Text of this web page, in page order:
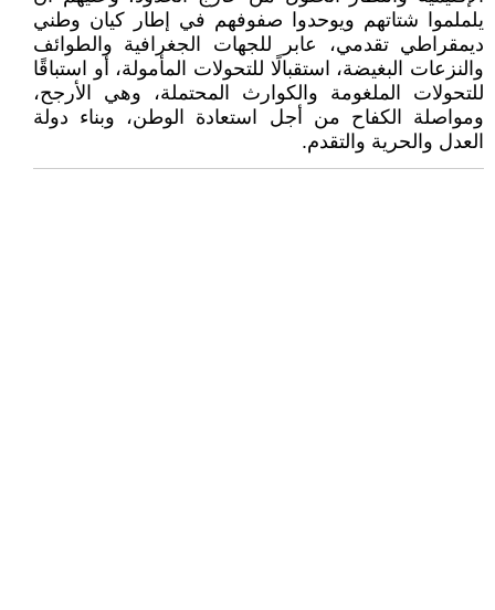
يلملموا شتاتهم ويوحدوا صفوفهم في إطار كيان وطني
ديمقراطي تقدمي، عابر للجهات الجغرافية والطوائف
والنزعات البغيضة، استقبالًا للتحولات المأمولة، أو استباقًا
للتحولات الملغومة والكوارث المحتملة، وهي الأرجح،
ومواصلة الكفاح من أجل استعادة الوطن، وبناء دولة
العدل والحرية والتقدم.